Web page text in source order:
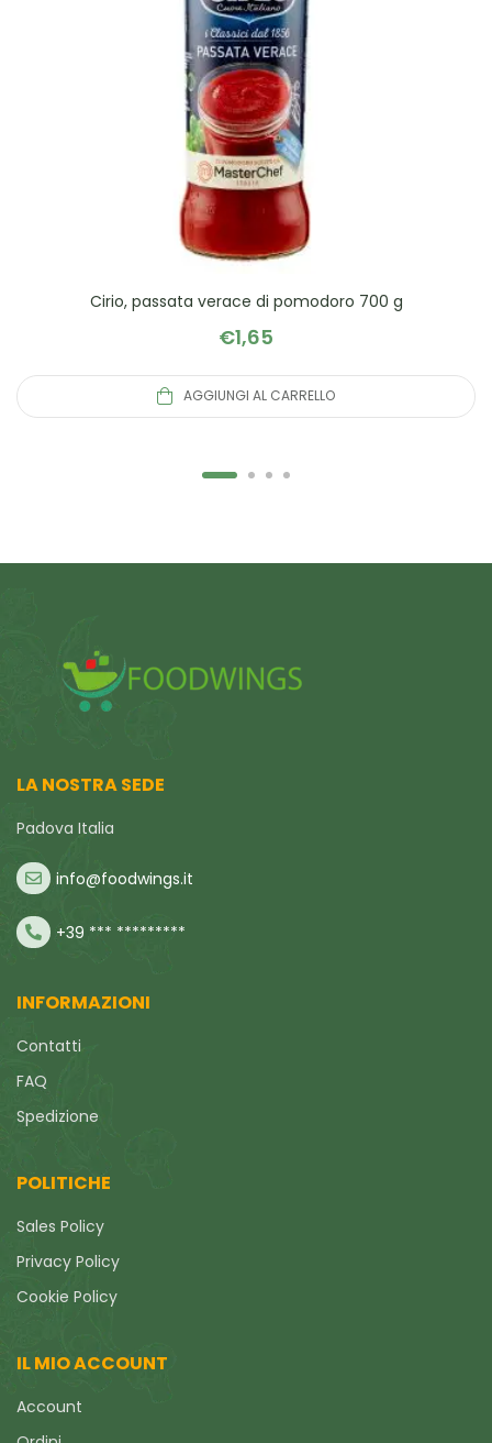
Cirio, passata verace di pomodoro 700 g
€1,65
AGGIUNGI AL CARRELLO
LA NOSTRA SEDE
Padova Italia
info@foodwings.it
+39 *** *********
INFORMAZIONI
Contatti
FAQ
Spedizione
POLITICHE
Sales Policy
Privacy Policy
Cookie Policy
IL MIO ACCOUNT
Account